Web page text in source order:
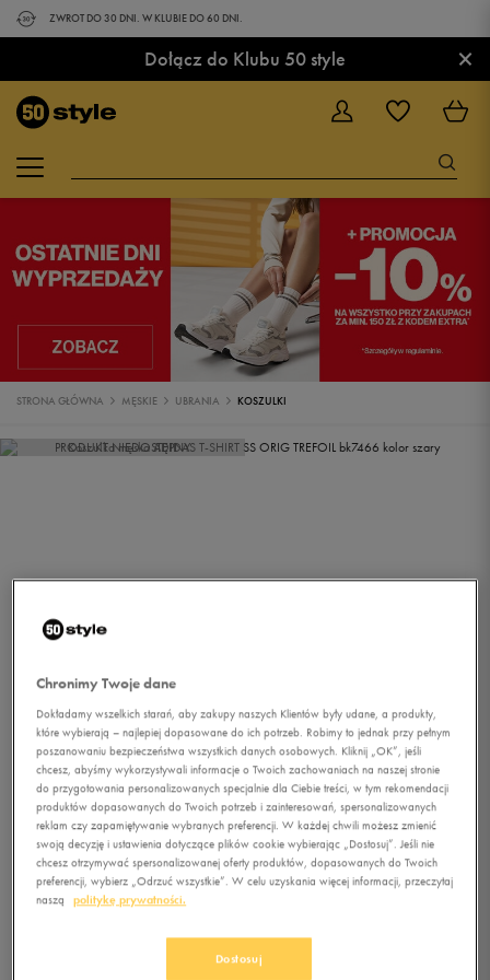
ZWROT DO 30 DNI. W KLUBIE DO 60 DNI.
Dołącz do Klubu 50 style ×
STRONA GŁÓWNA MĘSKIE UBRANIA KOSZULKI
PRODUKT NIEDOSTĘPNY
ADIDAS T-SHIRT SS ORIG
Chronimy Twoje dane
Dokładamy wszelkich starań, aby zakupy naszych Klientów były udane, a produkty,
które wybierają – najlepiej dopasowane do ich potrzeb. Robimy to jednak przy pełnym
poszanowaniu bezpieczeństwa wszystkich danych osobowych. Kliknij „OK”, jeśli
chcesz, abyśmy wykorzystywali informacje o Twoich zachowaniach na naszej stronie
do przygotowania personalizowanych specjalnie dla Ciebie treści, w tym rekomendacji
produktów dopasowanych do Twoich potrzeb i zainteresowań, spersonalizowanych
reklam czy zapamiętywanie wybranych preferencji. W każdej chwili możesz zmienić
swoją decyzję i ustawienia dotyczące plików cookie wybierając „Dostosuj”. Jeśli nie
chcesz otrzymywać spersonalizowanej oferty produktów, dopasowanych do Twoich
preferencji, wybierz „Odrzuć wszystkie”. W celu uzyskania więcej informacji, przeczytaj
naszą
politykę prywatności.
Dostosuj